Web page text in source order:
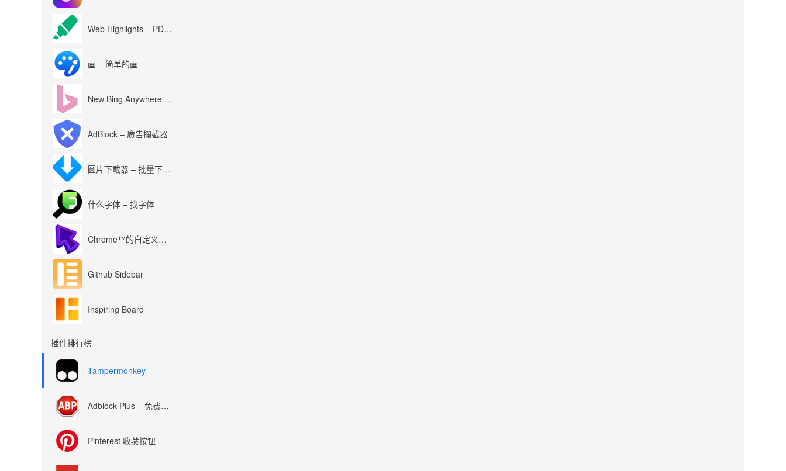
Web Highlights – PDF & Web Highlighter
画 – 简单的画
New Bing Anywhere (Bing Chat GPT-4)
AdBlock – 廣告攔截器
圖片下載器 – 批量下載圖片
什么字体 – 找字体
Chrome™的自定义光标
Github Sidebar
Inspiring Board
插件排行榜
Tampermonkey
Adblock Plus – 免费的广告拦截器
Pinterest 收藏按钮